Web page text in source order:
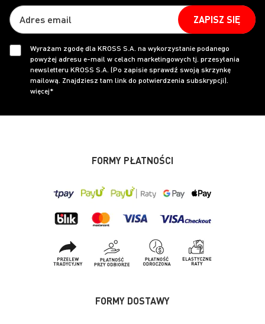
ZAPISZ SIĘ
Wyrażam zgodę dla KROSS S.A. na wykorzystanie podanego
powyżej adresu e-mail w celach marketingowych tj. przesyłania
newsletteru KROSS S.A. (Po zapisie sprawdź swoją skrzynkę
mailową. Znajdziesz tam link do potwierdzenia subskrypcji).
więcej*
FORMY PŁATNOŚCI
FORMY DOSTAWY